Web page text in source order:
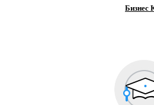
Бизнес